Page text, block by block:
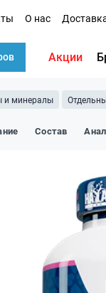
О нас
Акции
и минералы
Состав